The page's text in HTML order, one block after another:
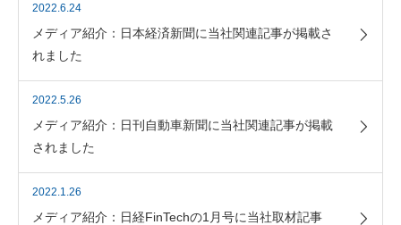
2022.6.24
メディア紹介：日本経済新聞に当社関連記事が掲載さ
れました
2022.5.26
メディア紹介：日刊自動車新聞に当社関連記事が掲載
されました
2022.1.26
メディア紹介：日経FinTechの1月号に当社取材記事